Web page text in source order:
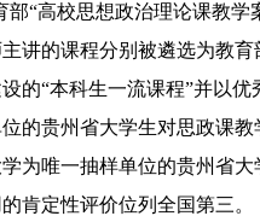
“高校思想政治理论课教学
讲的课程分别被遴选为教
的“本科生一流课程”并以
的贵州省大学生对思政课
为唯一抽样单位的贵州省
肯定性评价位列全国第三。